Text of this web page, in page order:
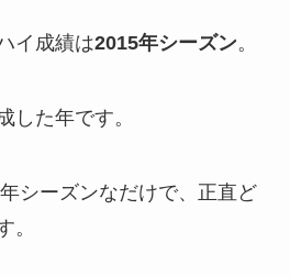
イ成績は2015年シーズン。
した年です。
シーズンなだけで、正直ど
。